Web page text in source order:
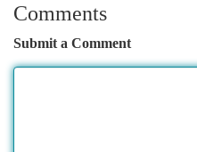
Comments
Submit a Comment